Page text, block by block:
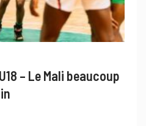
– Le Mali beaucoup